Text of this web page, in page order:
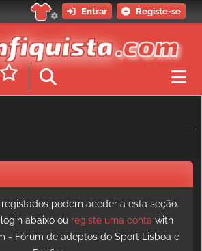
Entrar Registe-se
podem aceder a esta seção.
abaixo ou registe uma conta with
- Fórum de adeptos do Sport Lisboa e